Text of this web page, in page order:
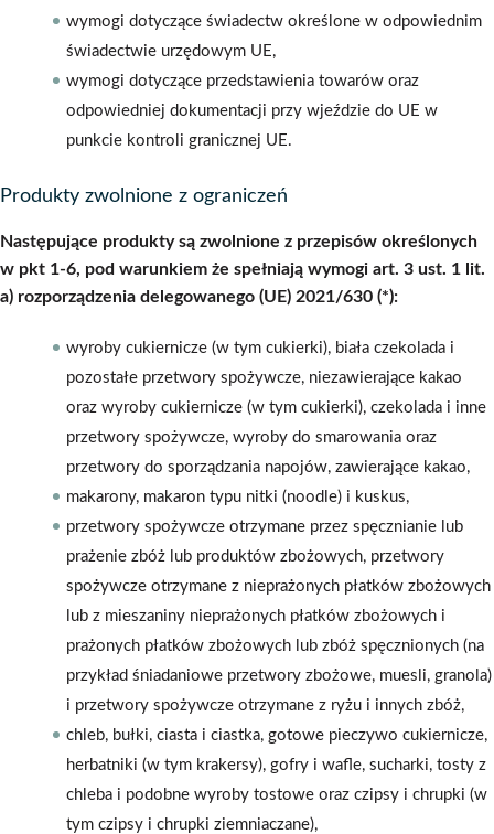
wymogi dotyczące świadectw określone w odpowiednim
świadectwie urzędowym UE,
wymogi dotyczące przedstawienia towarów oraz
odpowiedniej dokumentacji przy wjeździe do UE w
punkcie kontroli granicznej UE.
Produkty zwolnione z ograniczeń
Następujące produkty są zwolnione z przepisów określonych
w pkt 1-6, pod warunkiem że spełniają wymogi art. 3 ust. 1 lit.
a) rozporządzenia delegowanego (UE) 2021/630 (*):
wyroby cukiernicze (w tym cukierki), biała czekolada i
pozostałe przetwory spożywcze, niezawierające kakao
oraz wyroby cukiernicze (w tym cukierki), czekolada i inne
przetwory spożywcze, wyroby do smarowania oraz
przetwory do sporządzania napojów, zawierające kakao,
makarony, makaron typu nitki (noodle) i kuskus,
przetwory spożywcze otrzymane przez spęcznianie lub
prażenie zbóż lub produktów zbożowych, przetwory
spożywcze otrzymane z nieprażonych płatków zbożowych
lub z mieszaniny nieprażonych płatków zbożowych i
prażonych płatków zbożowych lub zbóż spęcznionych (na
przykład śniadaniowe przetwory zbożowe, muesli, granola)
i przetwory spożywcze otrzymane z ryżu i innych zbóż,
chleb, bułki, ciasta i ciastka, gotowe pieczywo cukiernicze,
herbatniki (w tym krakersy), gofry i wafle, sucharki, tosty z
chleba i podobne wyroby tostowe oraz czipsy i chrupki (w
tym czipsy i chrupki ziemniaczane),